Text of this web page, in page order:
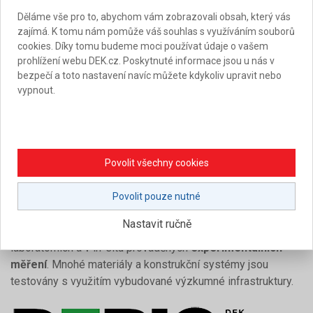
Naše práce nekončí u produktů – přinášíme nové přístupy
ke zkoušení materiálů, rozvíjíme
specializovaný software
Díky spojení odborných znalostí, experimentálního
testování a moderních technologií přispíváme k rozvoji
stavebnictví a pomáháme našim zákazníkům stavět s
Dlouholeté zkušenosti z praxe doplňujeme řadou
laboratorních a v in-situ prováděnýchexperimentálních
měření. Mnohé materiály a konstrukční systémy jsou
testovány s využitím vybudované výzkumné infrastruktury.
Děláme vše pro to, abychom vám zobrazovali obsah, který vás
zajímá. K tomu nám pomůže váš souhlas s využíváním souborů
cookies. Díky tomu budeme moci používat údaje o vašem
prohlížení webu DEK.cz. Poskytnuté informace jsou u nás v
bezpečí a toto nastavení navíc můžete kdykoliv upravit nebo
vypnout.
Povolit všechny cookies
Povolit pouze nutné
Nastavit ručně